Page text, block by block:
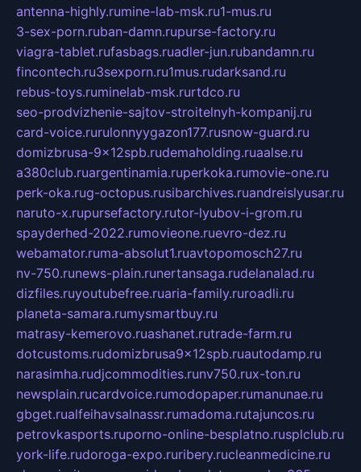
antenna-highly.rumine-lab-msk.ru1-mus.ru
3-sex-porn.ruban-damn.rupurse-factory.ru
viagra-tablet.rufasbags.ruadler-jun.rubandamn.ru
fincontech.ru3sexporn.ru1mus.rudarksand.ru
rebus-toys.ruminelab-msk.rurtdco.ru
seo-prodvizhenie-sajtov-stroitelnyh-kompanij.ru
card-voice.rurulonnyygazon177.rusnow-guard.ru
domizbrusa-9x12spb.rudemaholding.ruaalse.ru
a380club.ruargentinamia.ruperkoka.rumovie-one.ru
perk-oka.rug-octopus.rusibarchives.ruandreislyusar.ru
naruto-x.rupursefactory.rutor-lyubov-i-grom.ru
spayderhed-2022.rumovieone.ruevro-dez.ru
webamator.ruma-absolut1.ruavtopomosch27.ru
nv-750.runews-plain.runertansaga.rudelanalad.ru
dizfiles.ruyoutubefree.ruaria-family.ruroadli.ru
planeta-samara.rumysmartbuy.ru
matrasy-kemerovo.ruashanet.rutrade-farm.ru
dotcustoms.rudomizbrusa9x12spb.ruautodamp.ru
narasimha.rudjcommodities.runv750.rux-ton.ru
newsplain.rucardvoice.rumodopaper.rumanunae.ru
gbget.rualfeihavsalnassr.rumadoma.rutajuncos.ru
petrovkasports.ruporno-online-besplatno.rusplclub.ru
york-life.rudoroga-expo.ruribery.rucleanmedicine.ru